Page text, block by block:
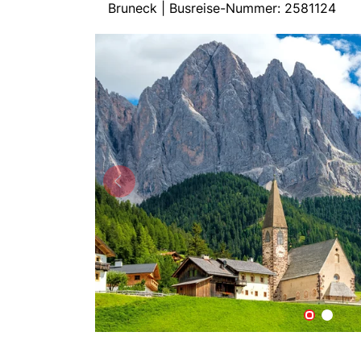
Bruneck | Busreise-Nummer: 2581124